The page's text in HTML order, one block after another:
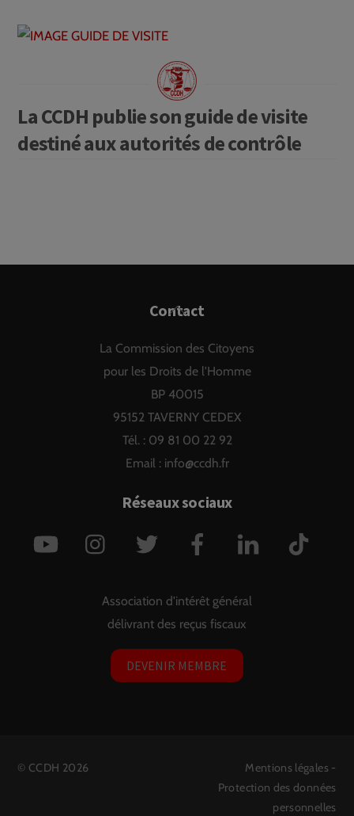
La CCDH publie son guide de visite
destiné aux autorités de contrôle
Back
Top
Contact
La Commission des Citoyens
pour les Droits de l'Homme
BP 40015
95152 TAVERNY CEDEX
Tél. : 09 81 00 22 92
Email : info@ccdh.fr
Réseaux sociaux
YouTube Instagram Twitter Facebook LinkedIn
Association d'intérêt général
délivrant des reçus fiscaux
DEVENIR MEMBRE
© CCDH 2026 Mentions légales -
Protection des données
personnelles